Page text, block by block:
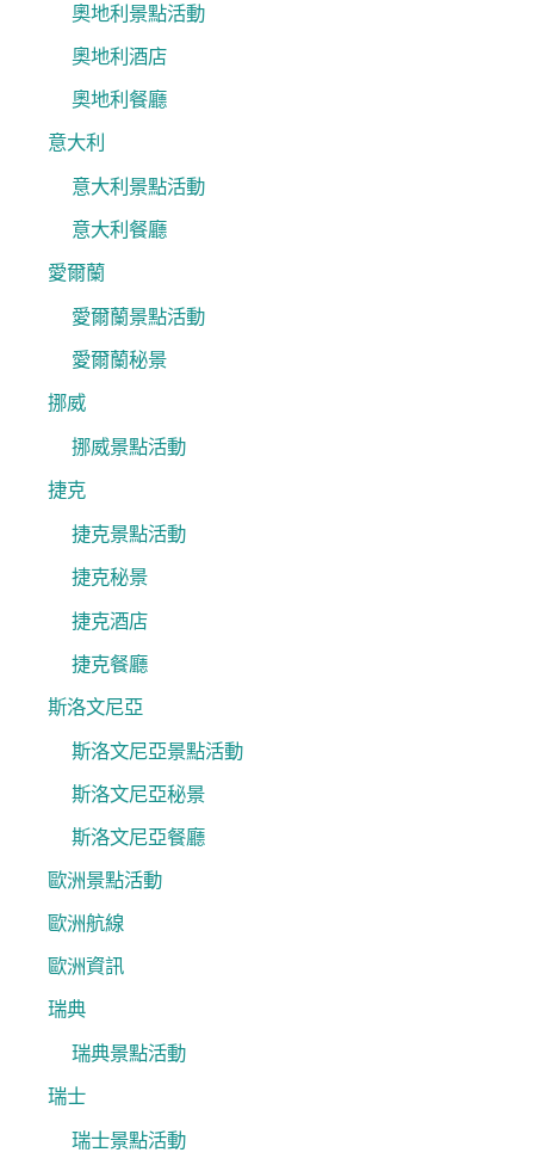
奧地利景點活動
奧地利酒店
奧地利餐廳
意大利
意大利景點活動
意大利餐廳
愛爾蘭
愛爾蘭景點活動
愛爾蘭秘景
挪威
挪威景點活動
捷克
捷克景點活動
捷克秘景
捷克酒店
捷克餐廳
斯洛文尼亞
斯洛文尼亞景點活動
斯洛文尼亞秘景
斯洛文尼亞餐廳
歐洲景點活動
歐洲航線
歐洲資訊
瑞典
瑞典景點活動
瑞士
瑞士景點活動